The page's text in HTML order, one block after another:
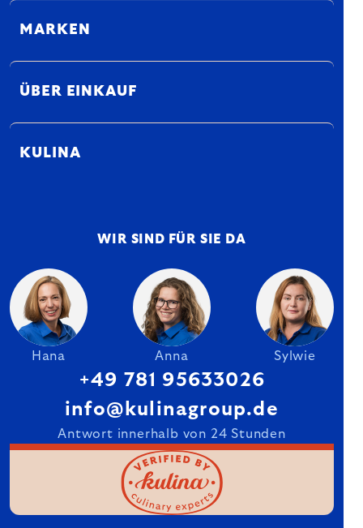
MARKEN
ÜBER EINKAUF
KULINA
WIR SIND FÜR SIE DA
Hana Anna Sylwie
+49 781 95633026
info@kulinagroup.de
Antwort innerhalb von 24 Stunden